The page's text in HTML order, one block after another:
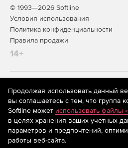
© 1993—2026 Softline
Условия использования
Политика конфиденциальности
Правила продажи
14+
На информационном ресурсе
рекомендательные технологии
предоставления информации на
систематизации и анализа
предпочтениям пользователей сети
находящихся на территории
Продолжая использовать данный
вы соглашаетесь с тем, что группа
Softline может использовать файлы
в целях хранения ваших учетных
параметров и предпочтений,
работы веб-сайта.